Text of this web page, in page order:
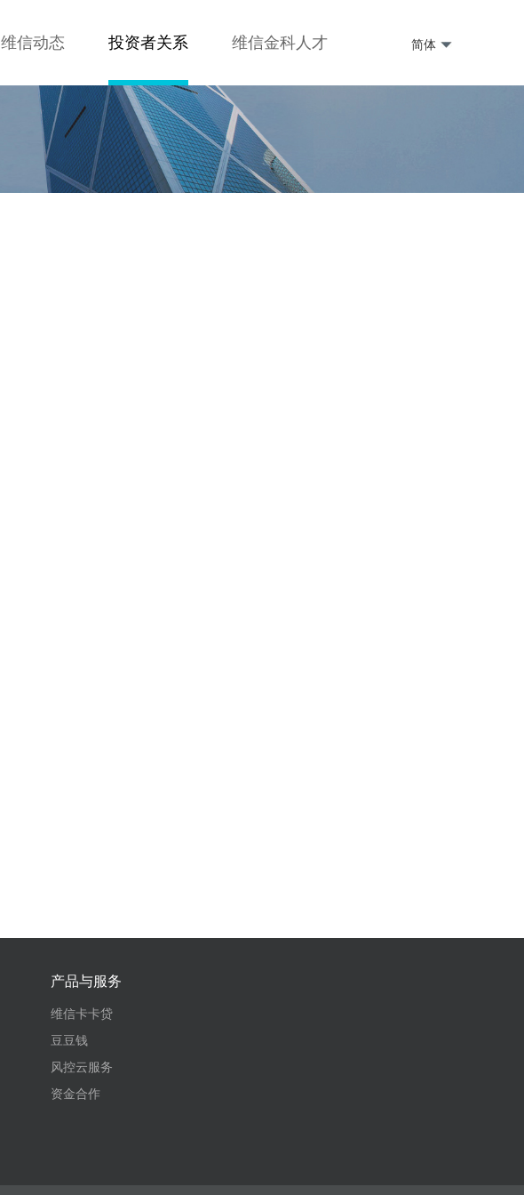
简体
维信动态 投资者关系 维信金科人才
产品与服务
维信卡卡贷
豆豆钱
风控云服务
资金合作